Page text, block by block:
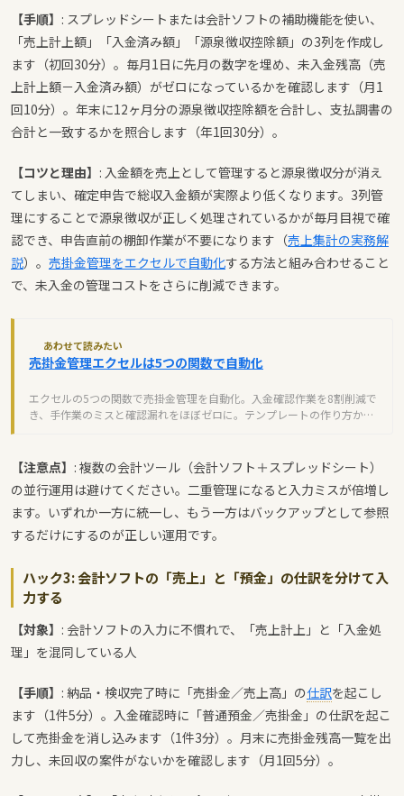
【手順】 : スプレッドシートまたは会計ソフトの補助機能を使い、
「売上計上額」「入金済み額」「源泉徴収控除額」の3列を作成し
ます（初回30分）。毎月1日に先月の数字を埋め、未入金残高（売
上計上額－入金済み額）がゼロになっているかを確認します（月1
回10分）。年末に12ヶ月分の源泉徴収控除額を合計し、支払調書の
合計と一致するかを照合します（年1回30分）。
【コツと理由】 : 入金額を売上として管理すると源泉徴収分が消え
てしまい、確定申告で総収入金額が実際より低くなります。3列管
理にすることで源泉徴収が正しく処理されているかが毎月目視で確
認でき、申告直前の棚卸作業が不要になります（売上集計の実務解
説）。 売掛金管理をエクセルで自動化する方法と組み合わせること
で、未入金の管理コストをさらに削減できます。
あわせて読みたい
売掛金管理エクセルは5つの関数で自動化
エクセルの5つの関数で売掛金管理を自動化。入金確認作業を8割削減で
き、手作業のミスと確認漏れをほぼゼロに。テンプレートの作り方から
【注意点】 : 複数の会計ツール（会計ソフト＋スプレッドシート）
の並行運用は避けてください。二重管理になると入力ミスが倍増し
ます。いずれか一方に統一し、もう一方はバックアップとして参照
するだけにするのが正しい運用です。
ハック3: 会計ソフトの「売上」と「預金」の仕訳を分けて入
力する
【対象】 : 会計ソフトの入力に不慣れで、「売上計上」と「入金処
理」を混同している人
【手順】 : 納品・検収完了時に「売掛金／売上高」の仕訳を起こし
ます（1件5分）。入金確認時に「普通預金／売掛金」の仕訳を起こ
して売掛金を消し込みます（1件3分）。月末に売掛金残高一覧を出
力し、未回収の案件がないかを確認します（月1回5分）。